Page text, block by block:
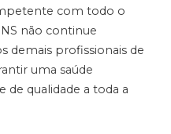
com todo o
não continue
demais profissionais de
uma saúde
de qualidade a toda a